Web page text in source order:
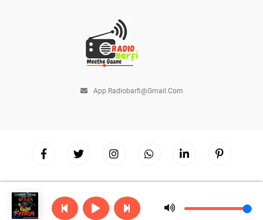
App.radiobarfi@gmail.com
Copyright © 2026Radio Barfi | Powered byHostinger